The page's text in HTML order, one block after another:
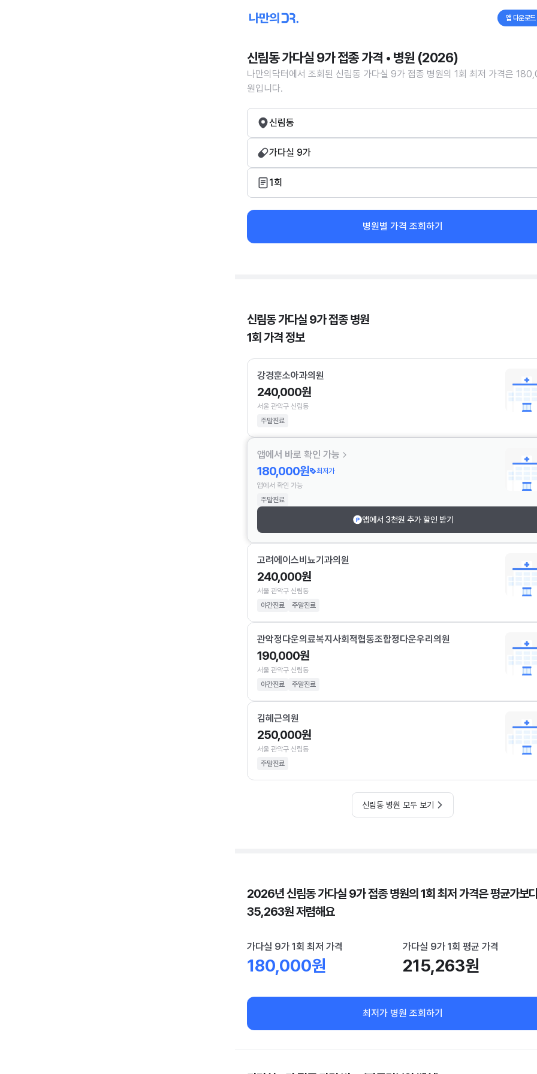
앱 다운로드
신림동 가다실 9가 접종 가격 • 병원 (2026)
나만의닥터에서 조회된 신림동 가다실 9가 접종 병원의 1회 최저 가격은
원입니다.
신림동
가다실 9가
1회
병원별 가격 조회하기
신림동 가다실 9가 접종 병원
1회 가격 정보
강경훈소아과의원
240,000원
서울 관악구 신림동
주말진료
앱에서 바로 확인 가능
180,000원
최저가
앱에서 확인 가능
주말진료
앱에서 3천원 추가 할인 받기
고려에이스비뇨기과의원
240,000원
서울 관악구 신림동
야간진료
주말진료
관악정다운의료복지사회적협동조합정다운우리의원
190,000원
서울 관악구 신림동
야간진료
주말진료
김혜근의원
250,000원
서울 관악구 신림동
주말진료
신림동 병원 모두 보기
2026년 신림동 가다실 9가 접종 병원의 1회 최저 가격은 평균가보
35,263원 저렴해요
가다실 9가 1회 최저 가격
180,000원
가다실 9가 1회 평균 가격
215,263원
최저가 병원 조회하기